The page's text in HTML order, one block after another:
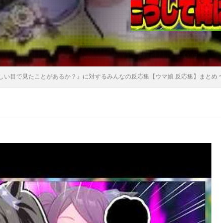
目で見たことがあるか？』に対するみんなの反応集【ウマ娘 反応集】まとめ